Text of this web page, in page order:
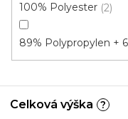
100% Polyester 2
89% Polypropylen +
Celková výška ?